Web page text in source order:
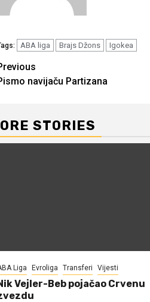
ABA liga Brajs Džons Igokea
navijaču Partizana
STORIES
Liga Evroliga Transferi Vijesti
Vejler-Beb pojačao Crvenu